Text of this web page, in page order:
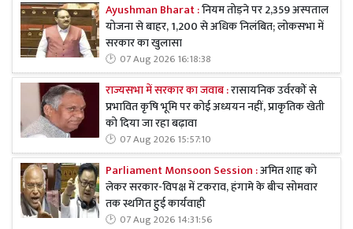
Ayushman Bharat :नियम तोड़ने पर 2,359 अस्पताल
योजना से बाहर, 1,200 से अधिक निलंबित; लोकसभा में
सरकार का खुलासा
07 Aug 2026 16:18:38
राज्यसभा में सरकार का जवाब :रासायनिक उर्वरकों से
प्रभावित कृषि भूमि पर कोई अध्ययन नहीं, प्राकृतिक खेती
को दिया जा रहा बढ़ावा
07 Aug 2026 15:57:10
Parliament Monsoon Session :अमित शाह को
लेकर सरकार-विपक्ष में टकराव, हंगामे के बीच सोमवार
तक स्थगित हुई कार्यवाही
07 Aug 2026 14:31:56